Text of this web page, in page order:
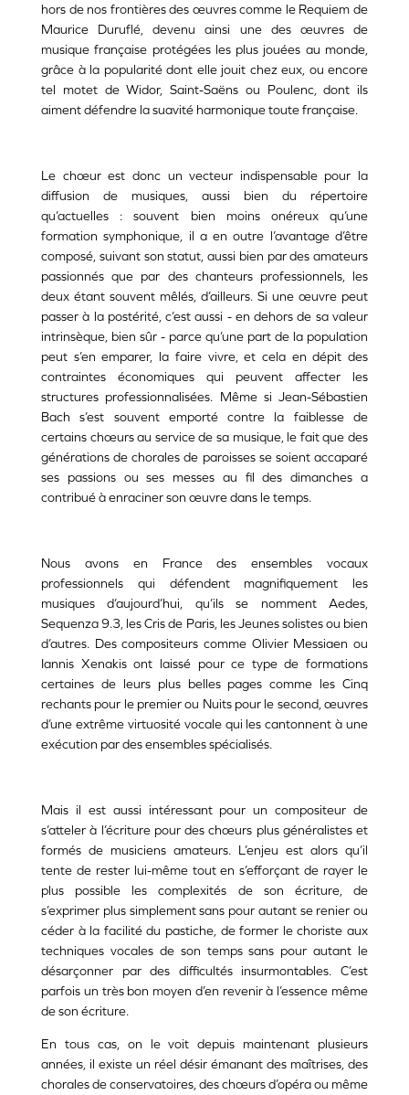
hors de nos frontières des œuvres comme le Requiem de
Maurice Duruflé, devenu ainsi une des œuvres de
musique française protégées les plus jouées au monde,
grâce à la popularité dont elle jouit chez eux, ou encore
tel motet de Widor, Saint-Saëns ou Poulenc, dont ils
aiment défendre la suavité harmonique toute française.
Le chœur est donc un vecteur indispensable pour la
diffusion de musiques, aussi bien du répertoire
qu’actuelles : souvent bien moins onéreux qu’une
formation symphonique, il a en outre l’avantage d’être
composé, suivant son statut, aussi bien par des amateurs
passionnés que par des chanteurs professionnels, les
deux étant souvent mêlés, d’ailleurs. Si une œuvre peut
passer à la postérité, c’est aussi - en dehors de sa valeur
intrinsèque, bien sûr - parce qu’une part de la population
peut s’en emparer, la faire vivre, et cela en dépit des
contraintes économiques qui peuvent affecter les
structures professionnalisées. Même si Jean-Sébastien
Bach s’est souvent emporté contre la faiblesse de
certains chœurs au service de sa musique, le fait que des
générations de chorales de paroisses se soient accaparé
ses passions ou ses messes au fil des dimanches a
contribué à enraciner son œuvre dans le temps.
Nous avons en France des ensembles vocaux
professionnels qui défendent magnifiquement les
musiques d’aujourd’hui, qu’ils se nomment Aedes,
Sequenza 9.3, les Cris de Paris, les Jeunes solistes ou bien
d’autres. Des compositeurs comme Olivier Messiaen ou
Iannis Xenakis ont laissé pour ce type de formations
certaines de leurs plus belles pages comme les Cinq
rechants pour le premier ou Nuits pour le second, œuvres
d’une extrême virtuosité vocale qui les cantonnent à une
exécution par des ensembles spécialisés.
Mais il est aussi intéressant pour un compositeur de
s’atteler à l’écriture pour des chœurs plus généralistes et
formés de musiciens amateurs. L’enjeu est alors qu’il
tente de rester lui-même tout en s’efforçant de rayer le
plus possible les complexités de son écriture, de
s’exprimer plus simplement sans pour autant se renier ou
céder à la facilité du pastiche, de former le choriste aux
techniques vocales de son temps sans pour autant le
désarçonner par des difficultés insurmontables. C’est
parfois un très bon moyen d’en revenir à l’essence même
de son écriture.
En tous cas, on le voit depuis maintenant plusieurs
années, il existe un réel désir émanant des maîtrises, des
chorales de conservatoires, des chœurs d’opéra ou même